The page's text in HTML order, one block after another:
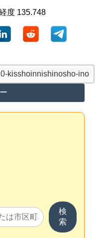
度 135.748
検
索